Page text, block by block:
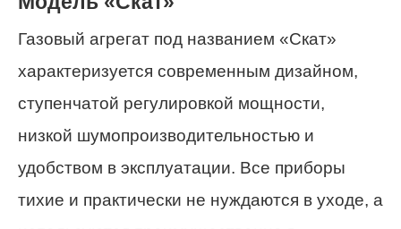
Газовый агрегат под названием «Скат»
характеризуется современным дизайном,
ступенчатой регулировкой мощности,
низкой шумопроизводительностью и
удобством в эксплуатации. Все приборы
тихие и практически не нуждаются в уходе, а